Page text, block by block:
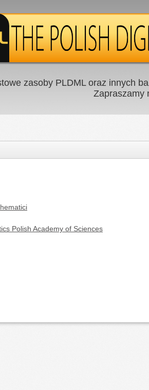
zasoby PLDML oraz innych
Zapraszamy
Polish Academy of Sciences